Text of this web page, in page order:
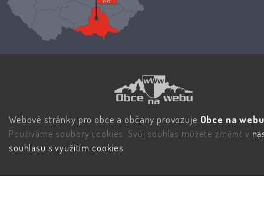
Webové stránky pro obce a občany provozuje Obce na
Používáme soubory cookies. Svůj souhlas můžete změnit v
souhlasu s využitím cookies